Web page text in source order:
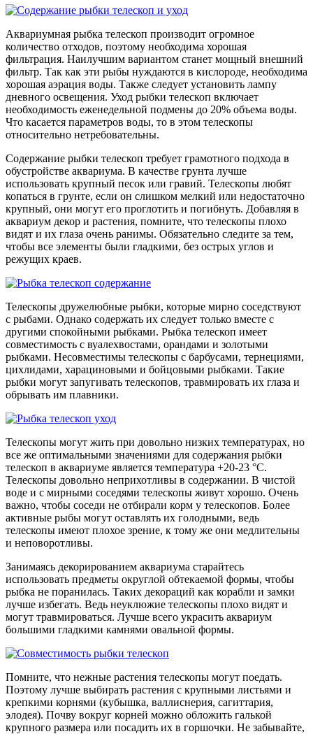
Аквариумная рыбка телескоп производит огромное
количество отходов, поэтому необходима хорошая
фильтрация. Наилучшим вариантом станет мощный внешний
фильтр. Так как эти рыбы нуждаются в кислороде, необходима
хорошая аэрация воды. Также следует установить лампу
дневного освещения. Уход рыбки телескоп включает
необходимость еженедельной подмены до 20% объема воды.
Что касается параметров воды, то в этом телескопы
относительно нетребовательны.
Содержание рыбки телескоп требует грамотного подхода в
обустройстве аквариума. В качестве грунта лучше
использовать крупный песок или гравий. Телескопы любят
копаться в грунте, если он слишком мелкий или недостаточно
крупный, они могут его проглотить и погибнуть. Добавляя в
аквариум декор и растения, помните, что телескопы плохо
видят и их глаза очень ранимы. Обязательно следите за тем,
чтобы все элементы были гладкими, без острых углов и
режущих краев.
Телескопы дружелюбные рыбки, которые мирно соседствуют
с рыбами. Однако содержать их следует только вместе с
другими спокойными рыбками. Рыбка телескоп имеет
совместимость с вуалехвостами, орандами и золотыми
рыбками. Несовместимы телескопы с барбусами, тернециями,
цихлидами, харациновыми и бойцовыми рыбками. Такие
рыбки могут запугивать телескопов, травмировать их глаза и
обрывать им плавники.
Телескопы могут жить при довольно низких температурах, но
все же оптимальными значениями для содержания рыбки
телескоп в аквариуме является температура +20-23 °C.
Телескопы довольно неприхотливы в содержании. В чистой
воде и с мирными соседями телескопы живут хорошо. Очень
важно, чтобы соседи не отбирали корм у телескопов. Более
активные рыбы могут оставлять их голодными, ведь
телескопы имеют плохое зрение, к тому же они медлительны
и неповоротливы.
Занимаясь декорированием аквариума старайтесь
использовать предметы округлой обтекаемой формы, чтобы
рыбка не поранилась. Таких декораций как корабли и замки
лучше избегать. Ведь неуклюжие телескопы плохо видят и
могут травмироваться. Лучше всего украсить аквариум
большими гладкими камнями овальной формы.
Помните, что нежные растения телескопы могут поедать.
Поэтому лучше выбирать растения с крупными листьями и
крепкими корнями (кубышка, валлиснерия, сагиттария,
элодея). Почву вокруг корней можно обложить галькой
крупного размера или посадить их в горшочки. Не забывайте,